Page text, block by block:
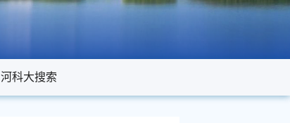
河科大搜索
河科大搜索